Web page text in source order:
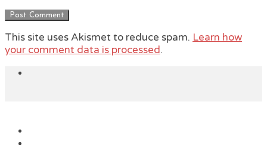
This site uses Akismet to reduce spam. Learn how
your comment data is processed.